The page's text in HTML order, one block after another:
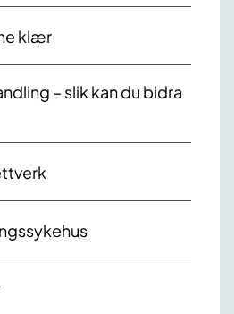
klær
– slik kan du bidra